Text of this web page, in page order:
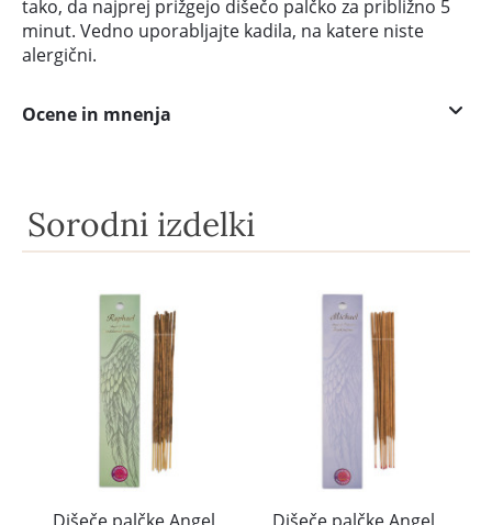
tako, da najprej prižgejo dišečo palčko za približno 5
minut. Vedno uporabljajte kadila, na katere niste
alergični.
Ocene in mnenja
Sorodni izdelki